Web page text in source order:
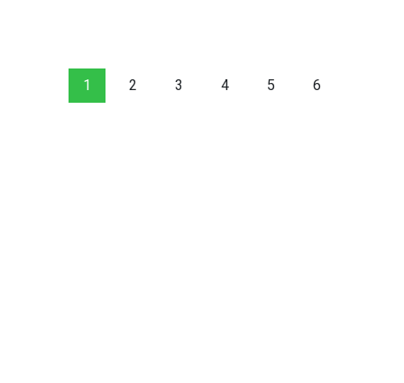
1 2 3 4 5 6